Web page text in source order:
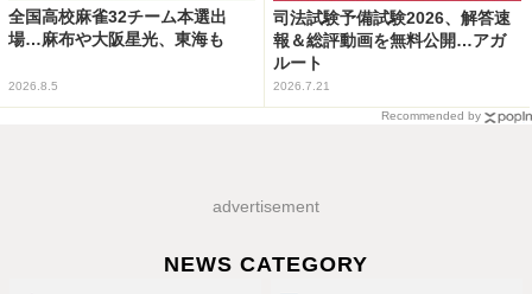
全国高校麻雀32チーム本選出
場…麻布や大阪星光、東海も
2026.8.5
司法試験予備試験2026、解答速
報＆総評動画を無料公開…アガ
ルート
2026.7.21
Recommended by
advertisement
NEWS CATEGORY